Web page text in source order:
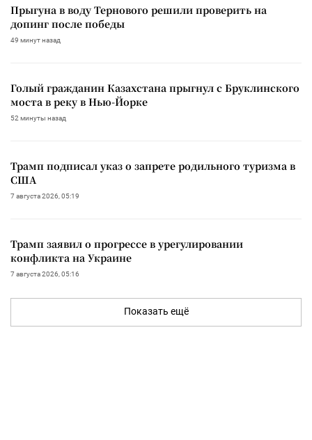
Прыгуна в воду Тернового решили проверить на
допинг после победы
49 минут назад
Голый гражданин Казахстана прыгнул с Бруклинского
моста в реку в Нью-Йорке
52 минуты назад
Трамп подписал указ о запрете родильного туризма в
США
7 августа 2026, 05:19
Трамп заявил о прогрессе в урегулировании
конфликта на Украине
7 августа 2026, 05:16
Показать ещё